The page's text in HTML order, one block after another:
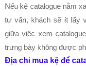
Nếu kệ catalogue nằm
tư vấn, khách sẽ ít lấy
giữa việc xem
trưng bày không được
Địa chỉ mua kệ để